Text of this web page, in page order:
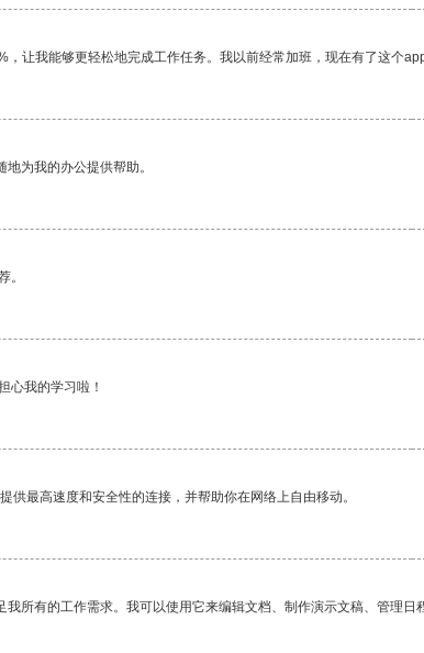
让我能够更轻松地完成工作任务。我以前经常加班，现在有了这个
为我的办公提供帮助。
。
心我的学习啦！
供最高速度和安全性的连接，并帮助你在网络上自由移动。
所有的工作需求。我可以使用它来编辑文档、制作演示文稿、管理日